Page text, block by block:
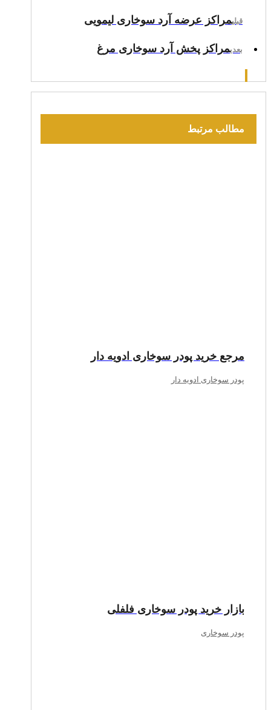
قبلیمراکز عرضه آرد سوخاری لیمویی
بعدیمراکز پخش آرد سوخاری مرغ
مطالب مرتبط
مرجع خرید پودر سوخاری ادویه دار
پودر سوخاری ادویه دار
بازار خرید پودر سوخاری فلفلی
پودر سوخاری